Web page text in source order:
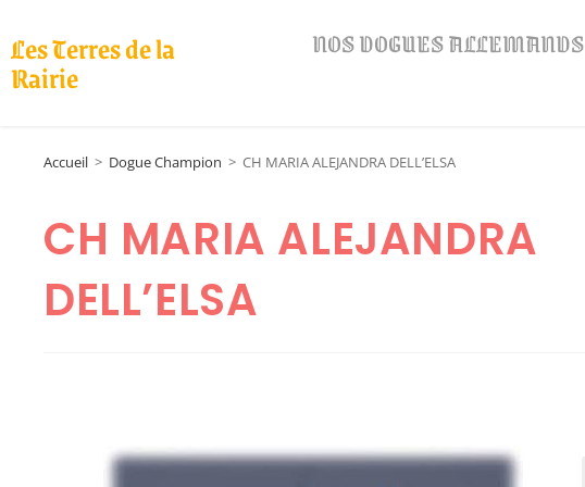
Les Terres de la
Rairie
NOS DOGUES ALLEMANDS
Accueil > Dogue Champion > CH MARIA ALEJANDRA DELL’ELSA
CH MARIA ALEJANDRA
DELL’ELSA